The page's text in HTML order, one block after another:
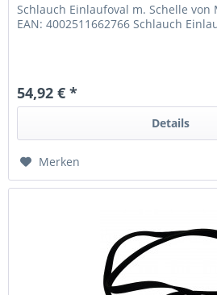
Schlauch Einlaufoval m. Schelle von
EAN: 4002511662766 Schlauch
54,92 € *
Details
Merken